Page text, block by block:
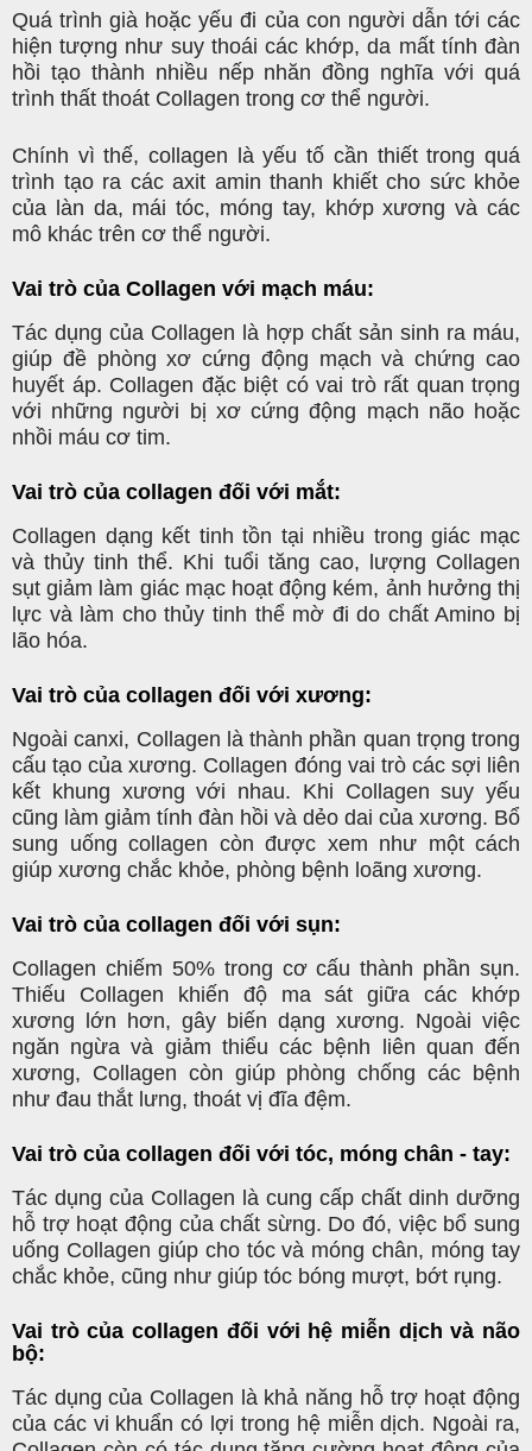
Quá trình già hoặc yếu đi của con người dẫn tới các
hiện tượng như suy thoái các khớp, da mất tính đàn
hồi tạo thành nhiều nếp nhăn đồng nghĩa với quá
trình thất thoát Collagen trong cơ thể người.
Chính vì thế, collagen là yếu tố cần thiết trong quá
trình tạo ra các axit amin thanh khiết cho sức khỏe
của làn da, mái tóc, móng tay, khớp xương và các
mô khác trên cơ thể người.
Vai trò của Collagen với mạch máu:
Tác dụng của Collagen là hợp chất sản sinh ra máu,
giúp đề phòng xơ cứng động mạch và chứng cao
huyết áp. Collagen đặc biệt có vai trò rất quan trọng
với những người bị xơ cứng động mạch não hoặc
nhồi máu cơ tim.
Vai trò của collagen đối với mắt:
Collagen dạng kết tinh tồn tại nhiều trong giác mạc
và thủy tinh thể. Khi tuổi tăng cao, lượng Collagen
sụt giảm làm giác mạc hoạt động kém, ảnh hưởng thị
lực và làm cho thủy tinh thể mờ đi do chất Amino bị
lão hóa.
Vai trò của collagen đối với xương:
Ngoài canxi, Collagen là thành phần quan trọng trong
cấu tạo của xương. Collagen đóng vai trò các sợi liên
kết khung xương với nhau. Khi Collagen suy yếu
cũng làm giảm tính đàn hồi và dẻo dai của xương. Bổ
sung uống collagen còn được xem như một cách
giúp xương chắc khỏe, phòng bệnh loãng xương.
Vai trò của collagen đối với sụn:
Collagen chiếm 50% trong cơ cấu thành phần sụn.
Thiếu Collagen khiến độ ma sát giữa các khớp
xương lớn hơn, gây biến dạng xương. Ngoài việc
ngăn ngừa và giảm thiểu các bệnh liên quan đến
xương, Collagen còn giúp phòng chống các bệnh
như đau thắt lưng, thoát vị đĩa đệm.
Vai trò của collagen đối với tóc, móng chân - tay:
Tác dụng của Collagen là cung cấp chất dinh dưỡng
hỗ trợ hoạt động của chất sừng. Do đó, việc bổ sung
uống Collagen giúp cho tóc và móng chân, móng tay
chắc khỏe, cũng như giúp tóc bóng mượt, bớt rụng.
Vai trò của collagen đối với hệ miễn dịch và não
bộ:
Tác dụng của Collagen là khả năng hỗ trợ hoạt động
của các vi khuẩn có lợi trong hệ miễn dịch. Ngoài ra,